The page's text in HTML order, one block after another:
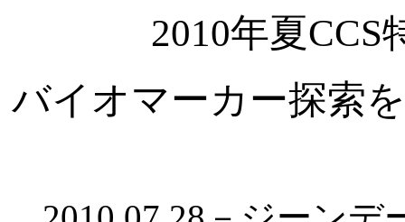
2010年夏
バイオマーカー探索